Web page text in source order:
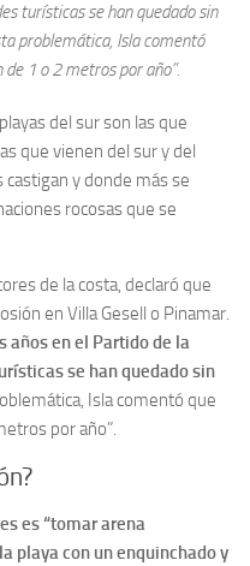
turísticas se han quedado sin
problemática, Isla comentó
1 o 2 metros por año”.
del sur son las que
que vienen del sur y del
y donde más se
rocosas que se
de la costa, declaró que
en Villa Gesell o Pinamar.
años en el Partido de la
se han quedado sin
Isla comentó que
por año”.
es “tomar arena
playa con un enquinchado y